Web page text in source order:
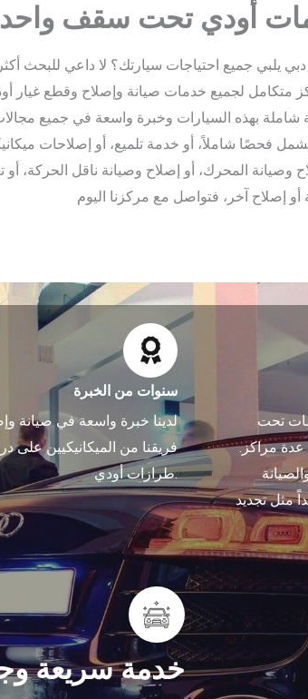
أودي تحت سقف واحد
يلبي جميع احتياجات سيارتك؟ لا داعي للبحث
متكامل لجميع خدمات صيانة وإصلاح وقطع غيار
شاملة بهذه السيارات وخبرة واسعة في جميع
شاملاً، أو خدمة تلميع، أو إصلاحات
وصيانة المحرك، أو إصلاح وصيانة ناقل الحركة، أو
سنوات من الخبرة
لدينا خبرة واسعة في صيانة
فريقنا من الميكانيكيين على
طرازات أودي.
تحت
عدة مراكز.
مثل تجديد
خدمة سريعة